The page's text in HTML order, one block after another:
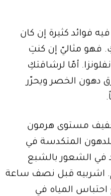
فوائد كثيرة إن كان
فهو مثاليّ إن كنتِ
أمّا لرشاقتكِ
دهون الخصر ويحرّر
مستوى هرمون
المتكدسة في
في الشعور بالشبع
اشربيه قبل نصف ساعة
المياه في